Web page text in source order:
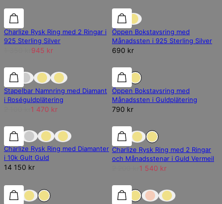
30% rabatt 30% rabatt
Charlize Rysk Ring med 2 Ringar i
925 Sterling Silver
945 kr
Öppen Bokstavsring med
Månadssten i 925 Sterling Silver
690 kr
30% rabatt 30% rabatt
Stapelbar Namnring med Diamant
i Roséguldplätering
1 470 kr
Öppen Bokstavsring med
Månadssten i Guldplätering
790 kr
Lab Diamond Lab Diamond
Charlize Rysk Ring med Diamanter
i 10k Gult Guld
14 150 kr
30% rabatt
Charlize Rysk Ring med 2 Ringar
och Månadsstenar i Guld Vermeil
1 540 kr
Lab Diamond Lab Diamond